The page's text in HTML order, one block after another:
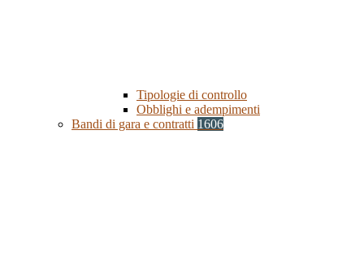
Tipologie di controllo
Obblighi e adempimenti
Bandi di gara e contratti 1606